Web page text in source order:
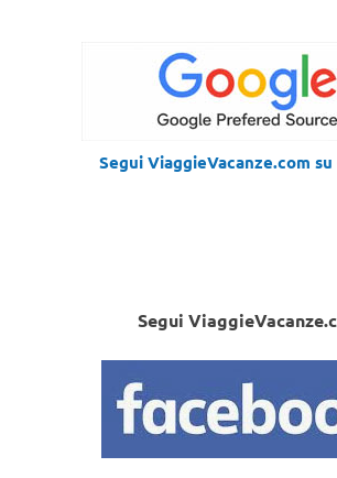
Segui ViaggieVacanze.com
Segui